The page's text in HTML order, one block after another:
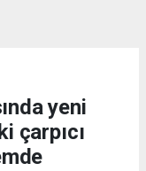
yeni
çarpıcı